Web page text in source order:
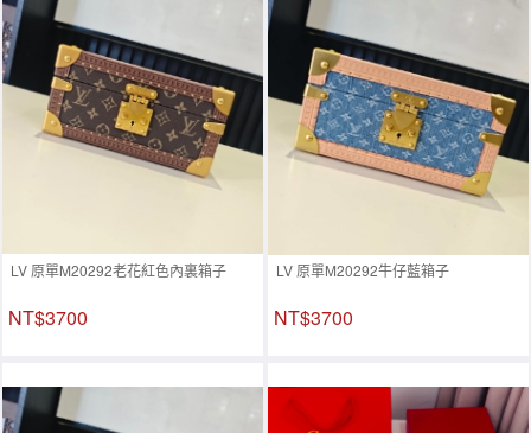
LV 原單M20292老花紅色內裏箱子
NT$3700
LV 原單M20292牛仔藍箱子
NT$3700